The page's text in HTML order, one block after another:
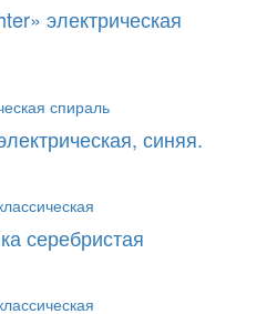
электрическая
синяя.
серебристая